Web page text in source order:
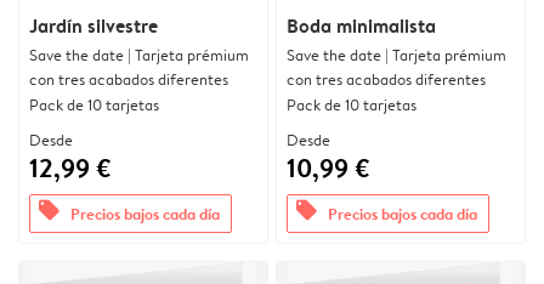
Jardín silvestre
Save the date | Tarjeta prémium
con tres acabados diferentes
Pack de 10 tarjetas
Desde
12,99 €
offers Precios bajos cada día
Boda minimalista
Save the date | Tarjeta prémium
con tres acabados diferentes
Pack de 10 tarjetas
Desde
10,99 €
offers Precios bajos cada día